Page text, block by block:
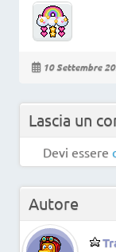
10 Settembre
Lascia un
Devi essere
Autore